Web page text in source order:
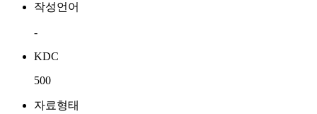
작성언어
-
KDC
500
자료형태